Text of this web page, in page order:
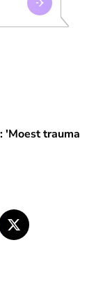
'Moest trauma
verwerken'